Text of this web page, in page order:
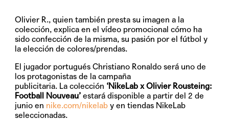
Olivier R., quien también presta su imagen a la
colección, explica en el vídeo promocional cómo ha
sido confección de la misma, su pasión por el fútbol y
la elección de colores/prendas.
El jugador portugués Christiano Ronaldo será uno de
los protagonistas de la campaña
publicitaria. La colección ‘NikeLab x Olivier Rousteing:
Football Nouveau’ estará disponible a partir del 2 de
junio en nike.com/nikelab y en tiendas NikeLab
seleccionadas.